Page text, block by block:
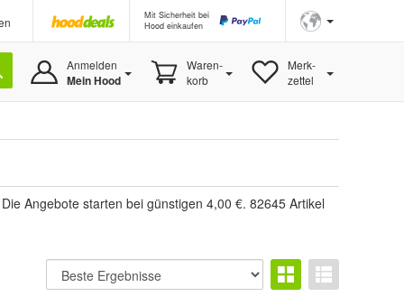
Mit Sicherheit bei
Hood einkaufen
Anmelden
Mein Hood
Waren-
korb
Merk-
zettel
Angebote starten bei günstigen 4,00 €. 82645 Artikel